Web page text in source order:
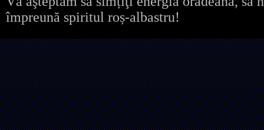
împreună spiritul roș-albastru!